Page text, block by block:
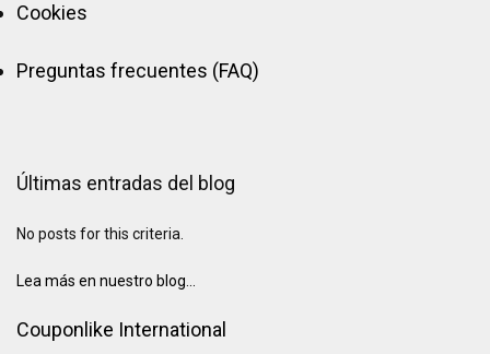
Cookies
Preguntas frecuentes (FAQ)
Últimas entradas del blog
No posts for this criteria.
Lea más en nuestro blog...
Couponlike International